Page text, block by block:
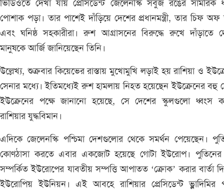
ভিডিওতে দেখা যায় প্রেসিডেন্ট জেলেনস্কি সবুজ রঙের সামরিক
পোশাক পড়া। তার পাশেই দাঁড়িয়ে দেশের প্রধানমন্ত্রী, তার চিফ অফ
এবং ঘনিষ্ঠ সহকারীরা। রুশ আগ্রাসনের বিরুদ্ধে রুখে দাঁড়াতে
মানুষকে আর্জি জানিয়েছেন তিনি।
উল্লেখ্য, শুক্রবার কিয়েভের রাস্তায় মুখোমুখি লড়াই হয় রাশিয়া ও
সেনার মধ্যে। ইতিমধ্যেই রুশ হামলায় নিহত হয়েছেন ইউক্রেনের বহু
ইউক্রেনের পক্ষে জানানো হয়েছে, সে দেশের স্কুলগুলো ধ্বংস
রাশিয়ার যুদ্ধবিমান।
এদিকে জেলেনস্কি পশ্চিমা দেশগুলোর থেকে সমর্থন পেয়েছেন।
কোণঠাসা করতে এবার একজোট হয়েছে গোটা ইউরোপ। পুতিনের
সম্পর্কিত ইউরোপের যাবতীয় সম্পত্তি আপাতত ‘ক্রোক’ করার বার্তা
ইউরোপিয় ইউনিয়ন। এই আবহে রাশিয়ার প্রেসিডেন্ট ভ্লাদিমির